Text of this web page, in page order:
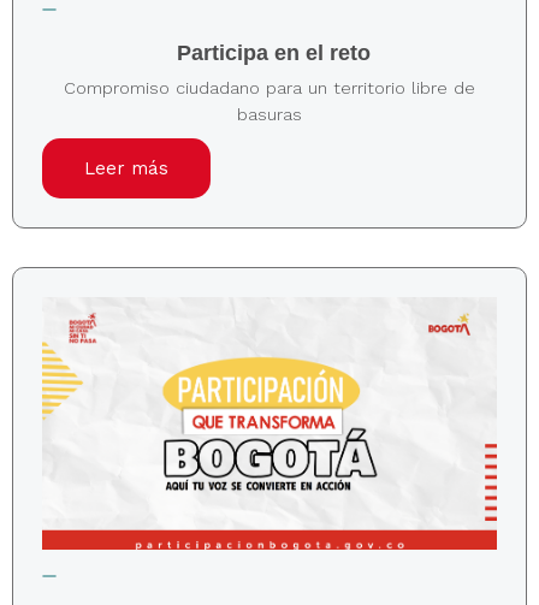
Participa en el reto
Compromiso ciudadano para un territorio libre de
basuras
Leer más